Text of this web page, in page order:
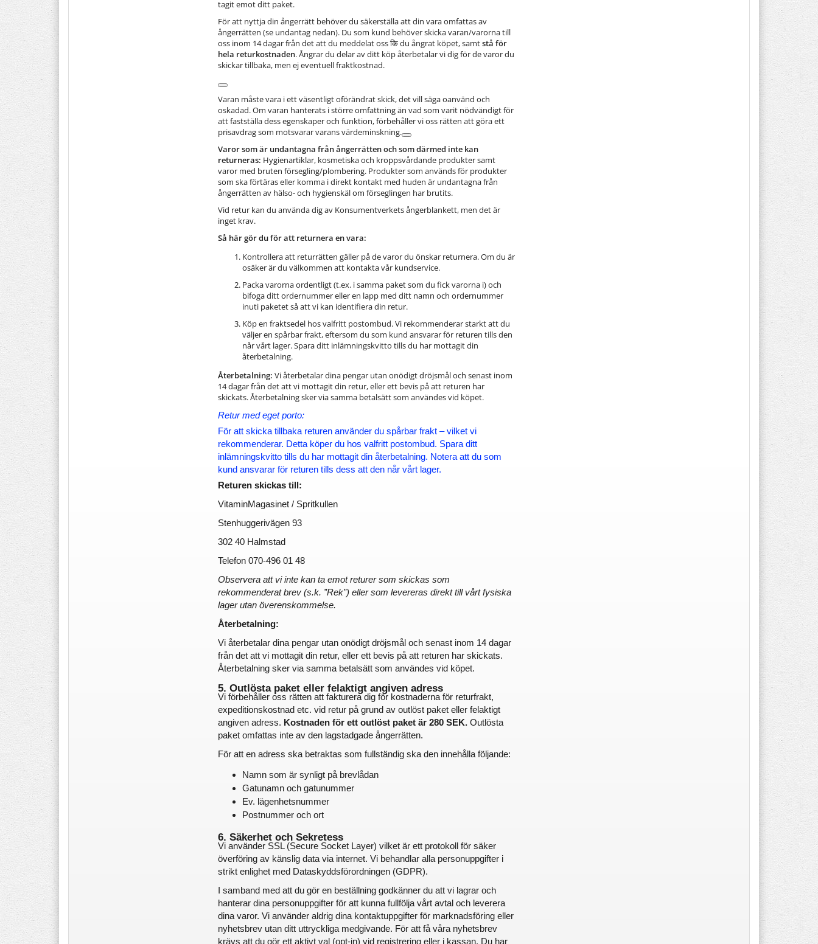
tagit emot ditt paket.
För att nyttja din ångerrätt behöver du säkerställa att din vara omfattas av
ångerrätten (se undantag nedan). Du som kund behöver skicka varan/varorna till
oss inom 14 dagar från det att du meddelat oss कि du ångrat köpet, samtstå för
hela returkostnaden. Ångrar du delar av ditt köp återbetalar vi dig för de varor du
skickar tillbaka, men ej eventuell fraktkostnad.
Varan måste vara i ett väsentligt oförändrat skick, det vill säga oanvänd och
oskadad. Om varan hanterats i större omfattning än vad som varit nödvändigt för
att fastställa dess egenskaper och funktion, förbehåller vi oss rätten att göra ett
prisavdrag som motsvarar varans värdeminskning.
Varor som är undantagna från ångerrätten och som därmed inte kan
returneras: Hygienartiklar, kosmetiska och kroppsvårdande produkter samt
varor med bruten försegling/plombering. Produkter som används för produkter
som ska förtäras eller komma i direkt kontakt med huden är undantagna från
ångerrätten av hälso- och hygienskäl om förseglingen har brutits.
Vid retur kan du använda dig av Konsumentverkets ångerblankett, men det är
inget krav.
Så här gör du för att returnera en vara:
Kontrollera att returrätten gäller på de varor du önskar returnera. Om du är
osäker är du välkommen att kontakta vår kundservice.
Packa varorna ordentligt (t.ex. i samma paket som du fick varorna i) och
bifoga ditt ordernummer eller en lapp med ditt namn och ordernummer
inuti paketet så att vi kan identifiera din retur.
Köp en fraktsedel hos valfritt postombud. Vi rekommenderar starkt att du
väljer en spårbar frakt, eftersom du som kund ansvarar för returen tills den
når vårt lager. Spara ditt inlämningskvitto tills du har mottagit din
återbetalning.
Återbetalning: Vi återbetalar dina pengar utan onödigt dröjsmål och senast inom
14 dagar från det att vi mottagit din retur, eller ett bevis på att returen har
skickats. Återbetalning sker via samma betalsätt som användes vid köpet.
Retur med eget porto:
För att skicka tillbaka returen använder du spårbar frakt – vilket vi
rekommenderar. Detta köper du hos valfritt postombud. Spara ditt
inlämningskvitto tills du har mottagit din återbetalning. Notera att du som
kund ansvarar för returen tills dess att den når vårt lager.
Returen skickas till:
VitaminMagasinet / Spritkullen
Stenhuggerivägen 93
302 40 Halmstad
Telefon 070-496 01 48
Observera att vi inte kan ta emot returer som skickas som
rekommenderat brev (s.k. ”Rek”) eller som levereras direkt till vårt fysiska
lager utan överenskommelse.
Återbetalning:
Vi återbetalar dina pengar utan onödigt dröjsmål och senast inom 14 dagar
från det att vi mottagit din retur, eller ett bevis på att returen har skickats.
Återbetalning sker via samma betalsätt som användes vid köpet.
5. Outlösta paket eller felaktigt angiven adress
Vi förbehåller oss rätten att fakturera dig för kostnaderna för returfrakt,
expeditionskostnad etc. vid retur på grund av outlöst paket eller felaktigt
angiven adress. Kostnaden för ett outlöst paket är 280 SEK. Outlösta
paket omfattas inte av den lagstadgade ångerrätten.
För att en adress ska betraktas som fullständig ska den innehålla följande:
Namn som är synligt på brevlådan
Gatunamn och gatunummer
Ev. lägenhetsnummer
Postnummer och ort
6. Säkerhet och Sekretess
Vi använder SSL (Secure Socket Layer) vilket är ett protokoll för säker
överföring av känslig data via internet. Vi behandlar alla personuppgifter i
strikt enlighet med Dataskyddsförordningen (GDPR).
I samband med att du gör en beställning godkänner du att vi lagrar och
hanterar dina personuppgifter för att kunna fullfölja vårt avtal och leverera
dina varor. Vi använder aldrig dina kontaktuppgifter för marknadsföring eller
nyhetsbrev utan ditt uttryckliga medgivande. För att få våra nyhetsbrev
krävs att du gör ett aktivt val (opt-in) vid registrering eller i kassan. Du har